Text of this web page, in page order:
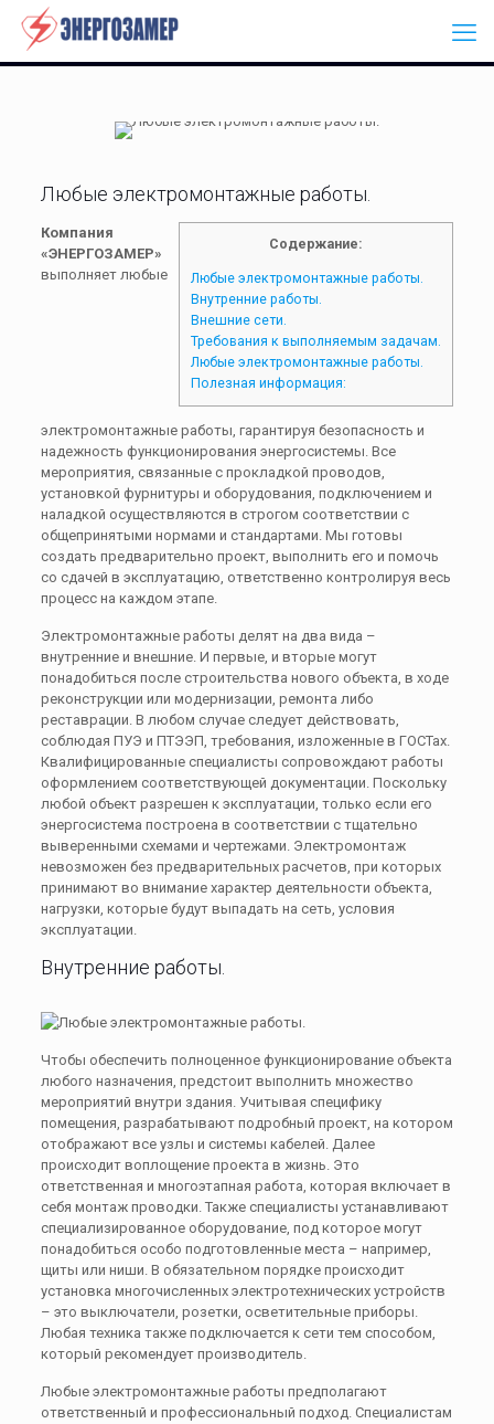
Любые электромонтажные работы.
Содержание:
Любые электромонтажные работы.
Внутренние работы.
Внешние сети.
Требования к выполняемым задачам.
Любые электромонтажные работы.
Полезная информация:
Компания
«ЭНЕРГОЗАМЕР»
выполняет любые
электромонтажные работы, гарантируя безопасность и
надежность функционирования энергосистемы. Все
мероприятия, связанные с прокладкой проводов,
установкой фурнитуры и оборудования, подключением и
наладкой осуществляются в строгом соответствии с
общепринятыми нормами и стандартами. Мы готовы
создать предварительно проект, выполнить его и помочь
со сдачей в эксплуатацию, ответственно контролируя весь
процесс на каждом этапе.
Электромонтажные работы делят на два вида –
внутренние и внешние. И первые, и вторые могут
понадобиться после строительства нового объекта, в ходе
реконструкции или модернизации, ремонта либо
реставрации. В любом случае следует действовать,
соблюдая ПУЭ и ПТЭЭП, требования, изложенные в ГОСТах.
Квалифицированные специалисты сопровождают работы
оформлением соответствующей документации. Поскольку
любой объект разрешен к эксплуатации, только если его
энергосистема построена в соответствии с тщательно
выверенными схемами и чертежами. Электромонтаж
невозможен без предварительных расчетов, при которых
принимают во внимание характер деятельности объекта,
нагрузки, которые будут выпадать на сеть, условия
эксплуатации.
Внутренние работы.
Чтобы обеспечить полноценное функционирование объекта
любого назначения, предстоит выполнить множество
мероприятий внутри здания. Учитывая специфику
помещения, разрабатывают подробный проект, на котором
отображают все узлы и системы кабелей. Далее
происходит воплощение проекта в жизнь. Это
ответственная и многоэтапная работа, которая включает в
себя монтаж проводки. Также специалисты устанавливают
специализированное оборудование, под которое могут
понадобиться особо подготовленные места – например,
щиты или ниши. В обязательном порядке происходит
установка многочисленных электротехнических устройств
– это выключатели, розетки, осветительные приборы.
Любая техника также подключается к сети тем способом,
который рекомендует производитель.
Любые электромонтажные работы предполагают
ответственный и профессиональный подход. Специалистам